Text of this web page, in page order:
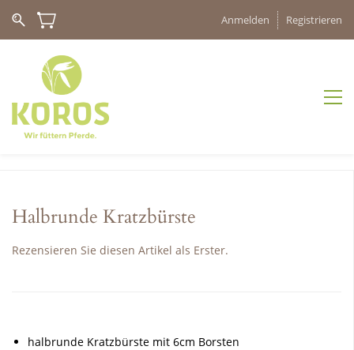
Anmelden Registrieren
Halbrunde Kratzbürste
Rezensieren Sie diesen Artikel als Erster.
halbrunde Kratzbürste mit 6cm Borsten